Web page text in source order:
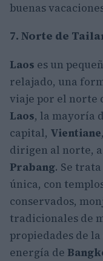
buenas
7. Norte de
Laos es un
relajado, una
viaje por el norte
Laos, la mayoría
capital, Vientiane
dirigen al norte,
Prabang. Se
única, con
conservados,
tradicionales de
propiedades de
energía de